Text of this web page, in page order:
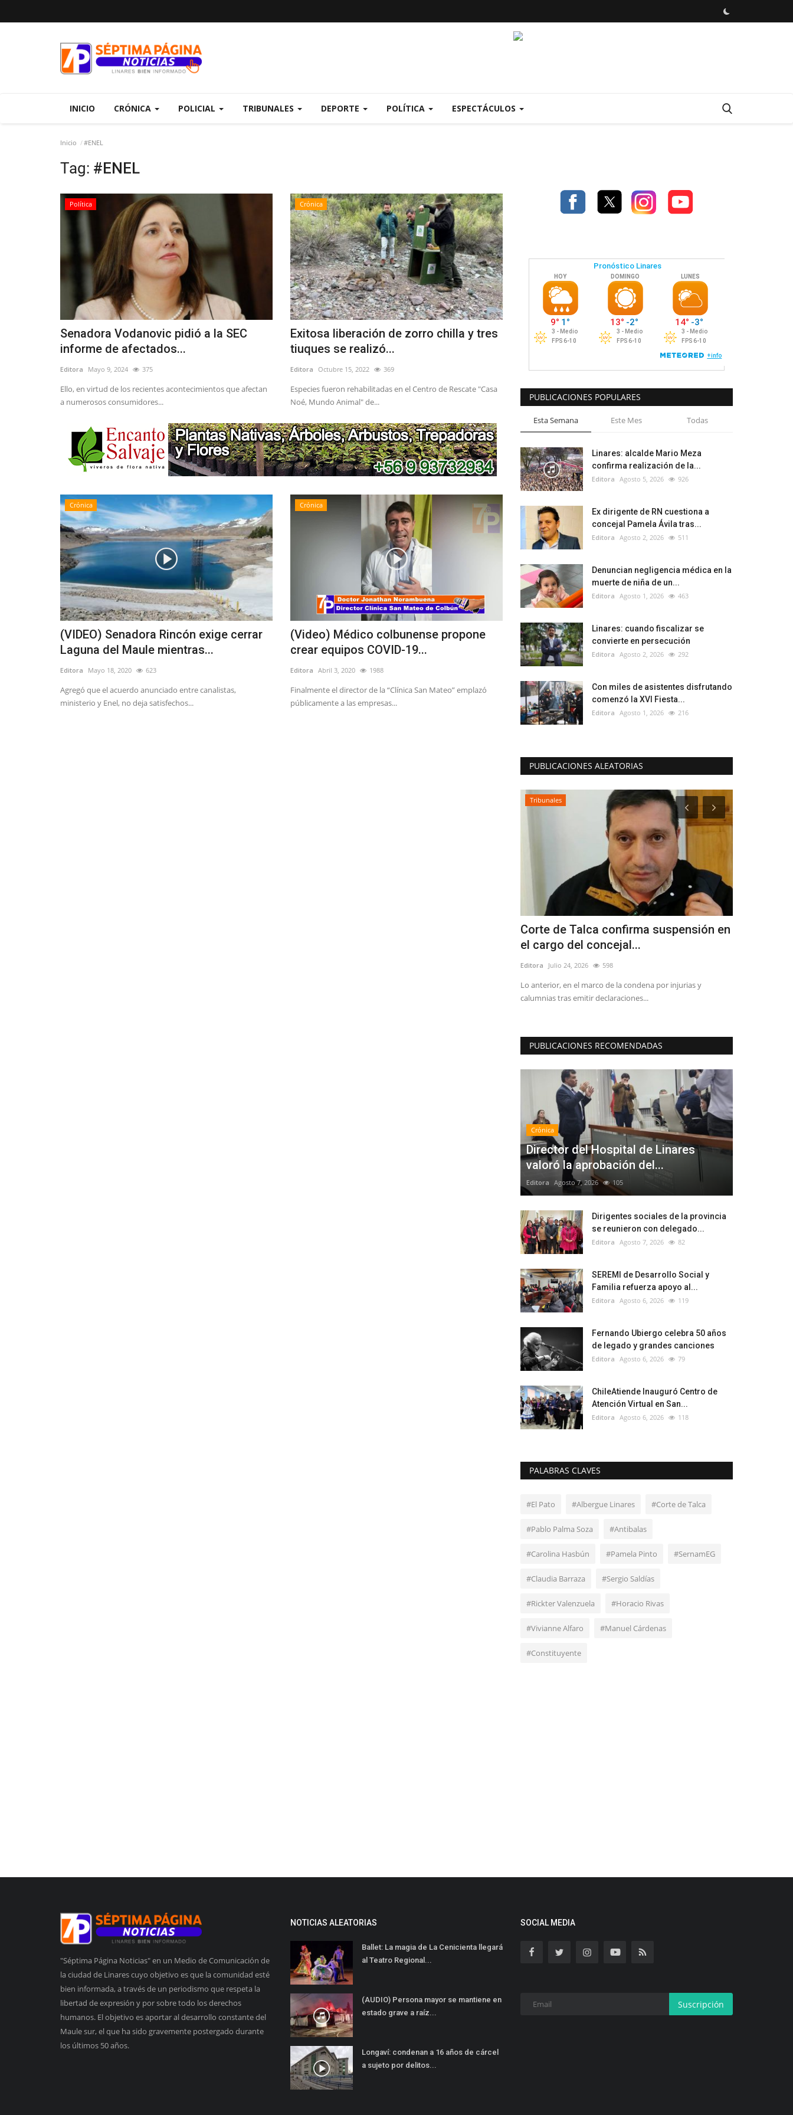
INICIO CRÓNICA POLICIAL TRIBUNALES DEPORTE POLÍTICA ESPECTÁCULOS
Inicio #ENEL
Tag: #ENEL
Política
Senadora Vodanovic pidió a la SEC
informe de afectados...
Editora Mayo 9, 2024 375
Ello, en virtud de los recientes acontecimientos que afectan
a numerosos consumidores...
Crónica
Exitosa liberación de zorro chilla y tres
tiuques se realizó...
Editora Octubre 15, 2022 369
Especies fueron rehabilitadas en el Centro de Rescate "Casa
Noé, Mundo Animal" de...
Crónica
(VIDEO) Senadora Rincón exige cerrar
Laguna del Maule mientras...
Editora Mayo 18, 2020 623
Agregó que el acuerdo anunciado entre canalistas,
ministerio y Enel, no deja satisfechos...
Crónica
(Video) Médico colbunense propone
crear equipos COVID-19...
Editora Abril 3, 2020 1988
Finalmente el director de la “Clínica San Mateo” emplazó
públicamente a las empresas...
PUBLICACIONES POPULARES
Esta Semana Este Mes Todas
Linares: alcalde Mario Meza
confirma realización de la...
Editora Agosto 5, 2026 926
Ex dirigente de RN cuestiona a
concejal Pamela Ávila tras...
Editora Agosto 2, 2026 511
Denuncian negligencia médica en la
muerte de niña de un...
Editora Agosto 1, 2026 463
Linares: cuando fiscalizar se
convierte en persecución
Editora Agosto 2, 2026 292
Con miles de asistentes disfrutando
comenzó la XVI Fiesta...
Editora Agosto 1, 2026 216
PUBLICACIONES ALEATORIAS
Tribunales
Corte de Talca confirma suspensión en
el cargo del concejal...
Editora Julio 24, 2026 598
Lo anterior, en el marco de la condena por injurias y
calumnias tras emitir declaraciones...
PUBLICACIONES RECOMENDADAS
Crónica
Director del Hospital de Linares
valoró la aprobación del...
Editora Agosto 7, 2026 105
Dirigentes sociales de la provincia
se reunieron con delegado...
Editora Agosto 7, 2026 82
SEREMI de Desarrollo Social y
Familia refuerza apoyo al...
Editora Agosto 6, 2026 119
Fernando Ubiergo celebra 50 años
de legado y grandes canciones
Editora Agosto 6, 2026 79
ChileAtiende Inauguró Centro de
Atención Virtual en San...
Editora Agosto 6, 2026 118
PALABRAS CLAVES
#El Pato #Albergue Linares #Corte de Talca
#Pablo Palma Soza #Antibalas
#Carolina Hasbún #Pamela Pinto #SernamEG
#Claudia Barraza #Sergio Saldías
#Rickter Valenzuela #Horacio Rivas
#Vivianne Alfaro #Manuel Cárdenas
#Constituyente
"Séptima Página Noticias" en un Medio de Comunicación de
la ciudad de Linares cuyo objetivo es que la comunidad esté
bien informada, a través de un periodismo que respeta la
libertad de expresión y por sobre todo los derechos
humanos. El objetivo es aportar al desarrollo constante del
Maule sur, el que ha sido gravemente postergado durante
los últimos 50 años.
NOTICIAS ALEATORIAS
Ballet: La magia de La Cenicienta llegará
al Teatro Regional...
(AUDIO) Persona mayor se mantiene en
estado grave a raíz...
Longaví: condenan a 16 años de cárcel
a sujeto por delitos...
SOCIAL MEDIA
Suscripción